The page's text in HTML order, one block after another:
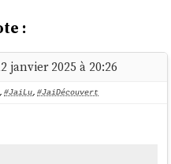
:
janvier 2025 à 20:26
, #JaiLu, #JaiDécouvert